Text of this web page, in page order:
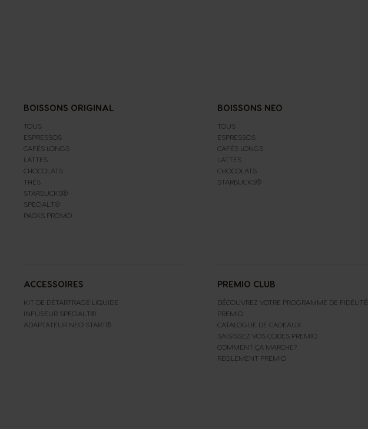
BOISSONS ORIGINAL
TOUS
ESPRESSOS
CAFÉS LONGS
LATTES
CHOCOLATS
THÉS
STARBUCKS®
SPECIAL.T®
PACKS PROMO
ACCESSOIRES
KIT DE DÉTARTRAGE LIQUIDE
INFUSEUR SPECIAL.T®
ADAPTATEUR NEO START®
BOISSONS NEO
TOUS
ESPRESSOS
CAFÉS LONGS
LATTES
CHOCOLATS
STARBUCKS®
PREMIO CLUB
DÉCOUVREZ VOTRE PROGRAMME DE FIDÉLITÉ
PREMIO
CATALOGUE DE CADEAUX
SAISISSEZ VOS CODES PREMIO
COMMENT ÇA MARCHE?
REGLEMENT PREMIO